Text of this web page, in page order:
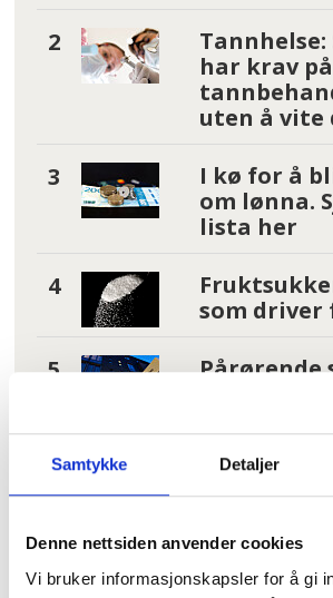
Samtykke Detaljer
Denne nettsiden anvender cookies
Vi bruker informasjonskapsler for å gi
Tannhelse:
har krav
uten å vite
I kø for å
om lønna.
lista her
som
Pårørende
fisk
Les flere nyheter: